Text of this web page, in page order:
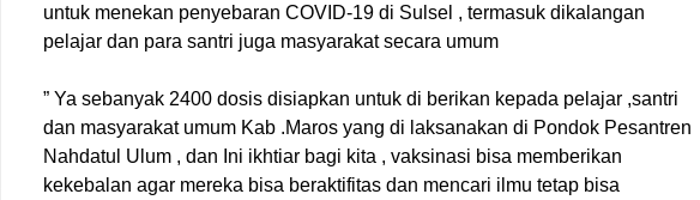
untuk menekan penyebaran COVID-19 di Sulsel , termasuk dikalangan
pelajar dan para santri juga masyarakat secara umum
” Ya sebanyak 2400 dosis disiapkan untuk di berikan kepada pelajar ,santri
dan masyarakat umum Kab .Maros yang di laksanakan di Pondok Pesantren
Nahdatul Ulum , dan Ini ikhtiar bagi kita , vaksinasi bisa memberikan
kekebalan agar mereka bisa beraktifitas dan mencari ilmu tetap bisa